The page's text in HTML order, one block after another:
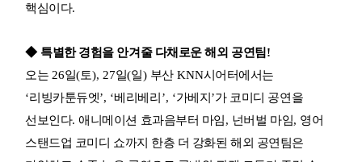
핵심이다.
◆ 특별한 경험을 안겨줄 다채로운 해외 공연팀!
오는 26일(토), 27일(일) 부산 KNN시어터에서는
‘리빙카툰듀엣’, ‘베리베리 ’, ‘가베지 ’가 코미디 공연을
선보인다.애니메이션 효과음부터 마임, 넌버벌 마임, 영어
스탠드업 코미디 쇼까지 한층 더 강화된 해외 공연팀은